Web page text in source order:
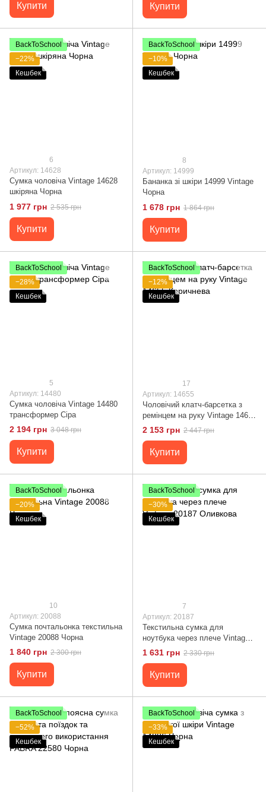
Купити Купити
BackToSchool
−22%
Кешбек
6
Артикул: 14628
Сумка чоловіча Vintage 14628
шкіряна Чорна
1 977 грн 2 535 грн
Купити
BackToSchool
−10%
Кешбек
8
Артикул: 14999
Бананка зі шкіри 14999 Vintage
Чорна
1 678 грн 1 864 грн
Купити
BackToSchool
−28%
Кешбек
5
Артикул: 14480
Сумка чоловіча Vintage 14480
трансформер Сіра
2 194 грн 3 048 грн
Купити
BackToSchool
−12%
Кешбек
17
Артикул: 14655
Чоловічий клатч-барсетка з
ремінцем на руку Vintage 14655
Коричнева
2 153 грн 2 447 грн
Купити
BackToSchool
−20%
Кешбек
10
Артикул: 20088
Сумка почтальонка текстильна
Vintage 20088 Чорна
1 840 грн 2 300 грн
Купити
BackToSchool
−30%
Кешбек
7
Артикул: 20187
Текстильна сумка для
ноутбука через плече Vintage
20187 Оливкова
1 631 грн 2 330 грн
Купити
BackToSchool
−52%
Кешбек
BackToSchool
−33%
Кешбек